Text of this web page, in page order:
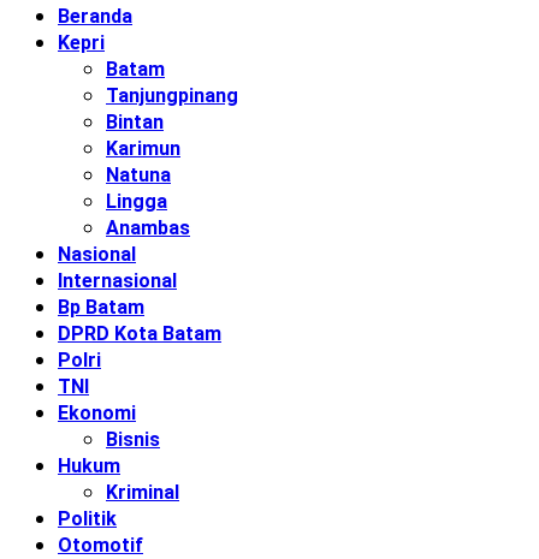
Beranda
Kepri
Batam
Tanjungpinang
Bintan
Karimun
Natuna
Lingga
Anambas
Nasional
Internasional
Bp Batam
DPRD Kota Batam
Polri
TNI
Ekonomi
Bisnis
Hukum
Kriminal
Politik
Otomotif